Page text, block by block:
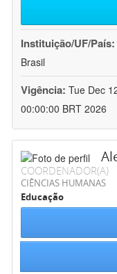
Instituição/UF/País:
Brasil
Vigência: Tue Dec
00:00:00 BRT 2026
COORDENADOR(A)
CIÊNCIAS HUMANAS
Educação